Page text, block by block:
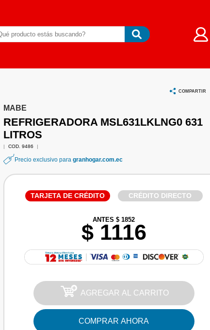
COMPARTIR
MABE
REFRIGERADORA MSL631LKLNG0 631
LITROS
| COD. 9486 |
Precio exclusivo para granhogar.com.ec
TARJETA DE CRÉDITO CRÉDITO DIRECTO
ANTES $ 1852
$ 1116
AGREGAR AL CARRITO
COMPRAR AHORA